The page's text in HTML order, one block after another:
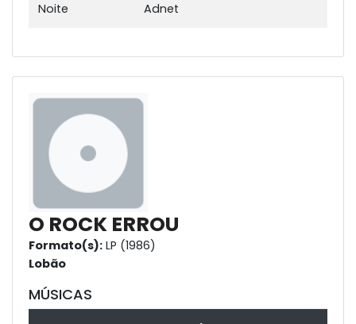
Noite
Adnet
O ROCK ERROU
Formato(s): LP (1986)
Lobão
MÚSICAS